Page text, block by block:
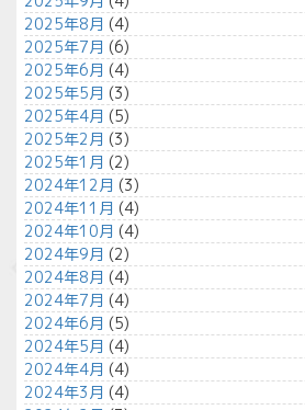
2025年8月 (4)
2025年7月 (6)
2025年6月 (4)
2025年5月 (3)
2025年4月 (5)
2025年2月 (3)
2025年1月 (2)
2024年12月 (3)
2024年11月 (4)
2024年10月 (4)
2024年9月 (2)
2024年8月 (4)
2024年7月 (4)
2024年6月 (5)
2024年5月 (4)
2024年4月 (4)
2024年3月 (4)